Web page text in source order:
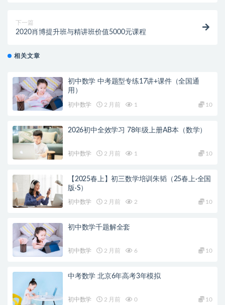
下一篇
2020肖博提升班与精讲班价值5000元课程
相关文章
初中数学 中考题型专练17讲+课件（全国通
用）
初中数学 2 月前 1 10
2026初中全效学习 78年级上册AB本（数学）
初中数学 2 月前 1 10
【2025春上】初三数学培训朱韬（25春上·全国
版·S）
初中数学 2 月前 2 10
初中数学千题解全套
初中数学 2 月前 6 10
中考数学 北京6年高考3年模拟
初中数学 2 月前 0 10